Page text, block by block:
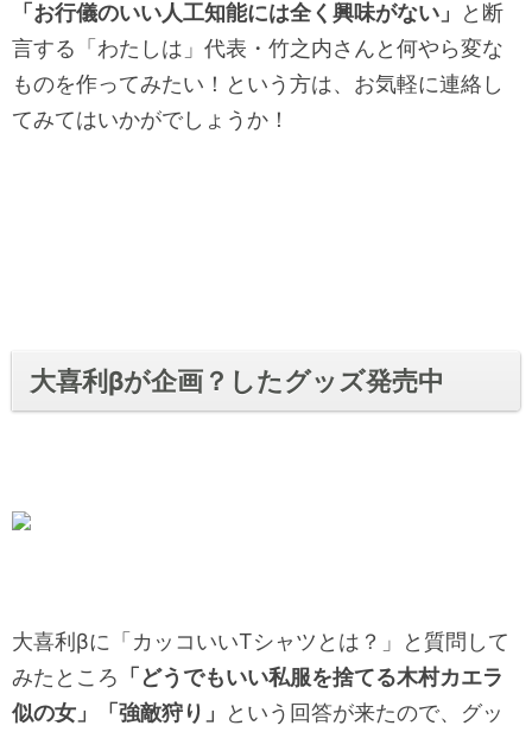
「お行儀のいい人工知能には全く興味がない」
と断
言する「わたしは」代表・竹之内さんと何やら変な
ものを作ってみたい！という方は、お気軽に連絡し
てみてはいかがでしょうか！
大喜利βが企画？したグッズ発売中
大喜利βに「カッコいいTシャツとは？」と質問して
みたところ 「どうでもいい私服を捨てる木村カエラ
似の女」「強敵狩り」
という回答が来たので、グッ